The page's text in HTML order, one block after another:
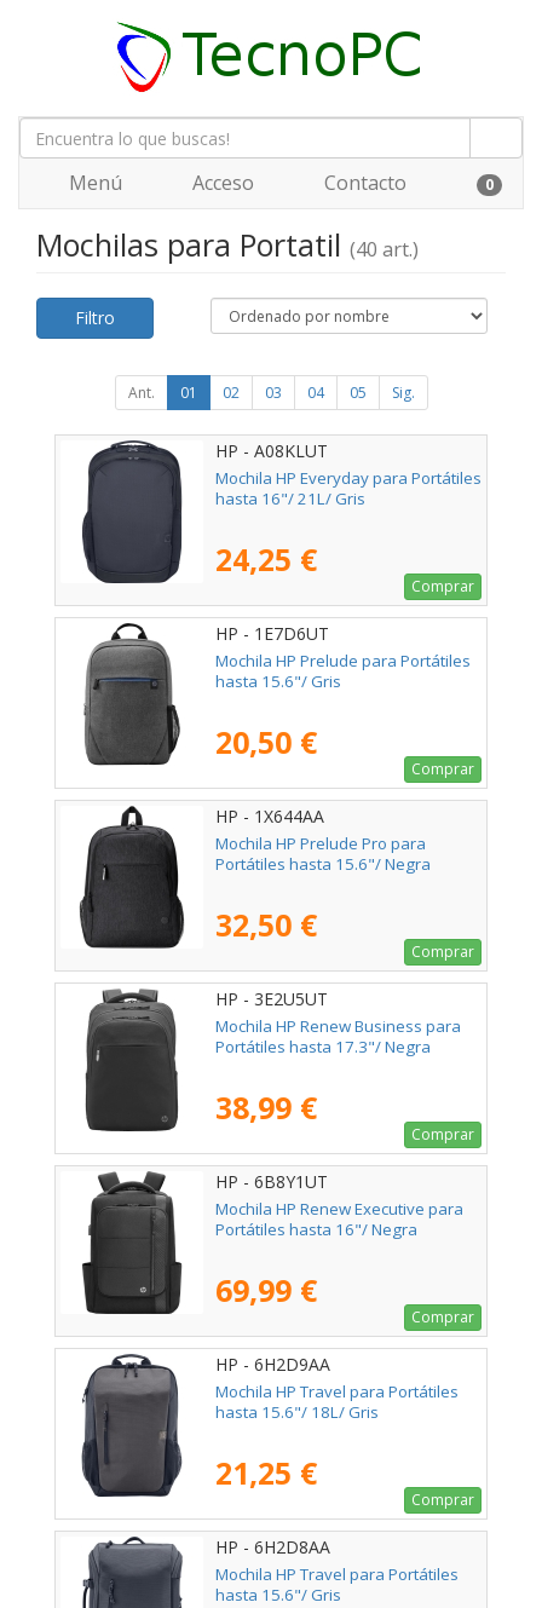
Menú Acceso Contacto 0
Mochilas para Portatil (40 art.)
Filtro
Ant. 01 02 03 04 05 Sig.
HP - A08KLUT
Mochila HP Everyday para Portátiles
hasta 16"/ 21L/ Gris
24,25 €
Comprar
HP - 1E7D6UT
Mochila HP Prelude para Portátiles
hasta 15.6"/ Gris
20,50 €
Comprar
HP - 1X644AA
Mochila HP Prelude Pro para
Portátiles hasta 15.6"/ Negra
32,50 €
Comprar
HP - 3E2U5UT
Mochila HP Renew Business para
Portátiles hasta 17.3"/ Negra
38,99 €
Comprar
HP - 6B8Y1UT
Mochila HP Renew Executive para
Portátiles hasta 16"/ Negra
69,99 €
Comprar
HP - 6H2D9AA
Mochila HP Travel para Portátiles
hasta 15.6"/ 18L/ Gris
21,25 €
Comprar
HP - 6H2D8AA
Mochila HP Travel para Portátiles
hasta 15.6"/ Gris